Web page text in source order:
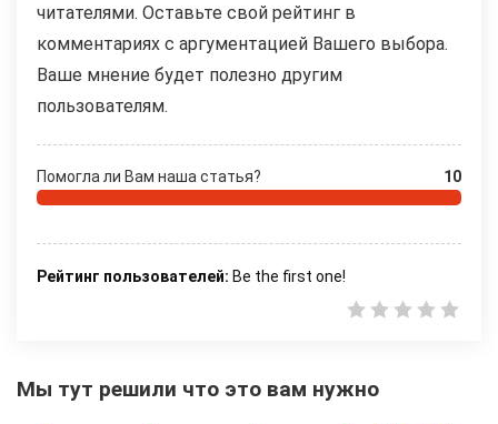
читателями. Оставьте свой рейтинг в
комментариях с аргументацией Вашего выбора.
Ваше мнение будет полезно другим
пользователям.
Помогла ли Вам наша статья? 10
Рейтинг пользователей: Be the first one!
Мы тут решили что это вам нужно